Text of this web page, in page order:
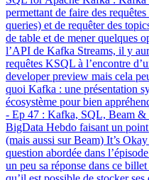
permettant de faire des
queries) et de requêter des
de table et de mener quelques
l’API de Kafka Streams, il y
requêtes KSQL à l’encontre
developer preview mais cela
quoi Kafka : une présentation
écosystème pour bien
- Ep 47 : Kafka, SQL, Beam &
BigData Hebdo faisant un
(mais aussi sur Beam) It’s
question abordée dans
un peu sa réponse dans ce